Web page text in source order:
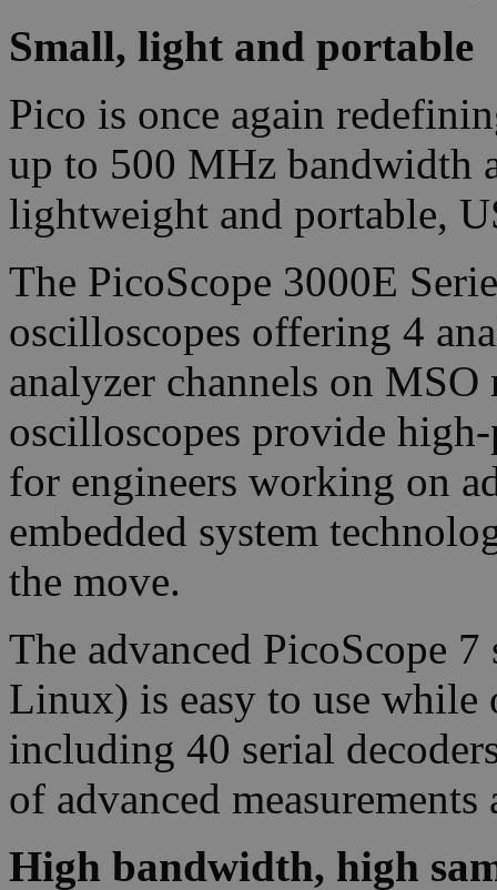
Small, light and portable
Pico is once again
up to 500 MHz bandwidth
lightweight and portable,
The PicoScope 3000E
oscilloscopes offering 4
analyzer channels on
oscilloscopes provide
for engineers working on
embedded system
the move.
The advanced PicoScope
Linux) is easy to use
including 40 serial
of advanced
High bandwidth, high